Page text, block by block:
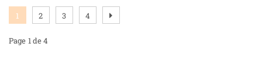
1 2 3 4
Page 1 de 4